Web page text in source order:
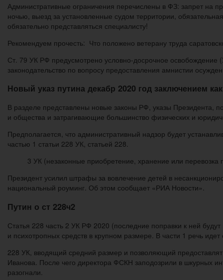
Административные ограничения перечислены в ФЗ: запрет на
ночью, выезд за установленные судом территории,
обязательно представляться специалисту!
Рекомендуем прочесть: Что положено ветерану труда
Ст. 79 УК РФ предусмотрено условно-досрочное
законодательство по вопросу предоставления амнистии
Новый указ путина декабр 2020 год заключением
В разделе представлены новые законы РФ, указы Президента,
и общества и затрагивающие большинство физических и
Предполагается, что административный надзор будет
частью 1 статьи 228 УК, статьей 228.
3 УК (незаконные приобретение, хранение или перевозка
Президент усилил штрафы за вовлечение детей в
национальный роуминг. Об этом сообщает «РИА Новости».
Путин о ст 228ч2
Статья 228 часть 2 УК РФ 2020 (последние поправки к ней
и психотропных средств в крупном размере. В части 1 речь
228 УК, вводящий средний размер и позволяющий
Иванова. После чего директора ФСКН заподозрили в шкурных
разогнали.